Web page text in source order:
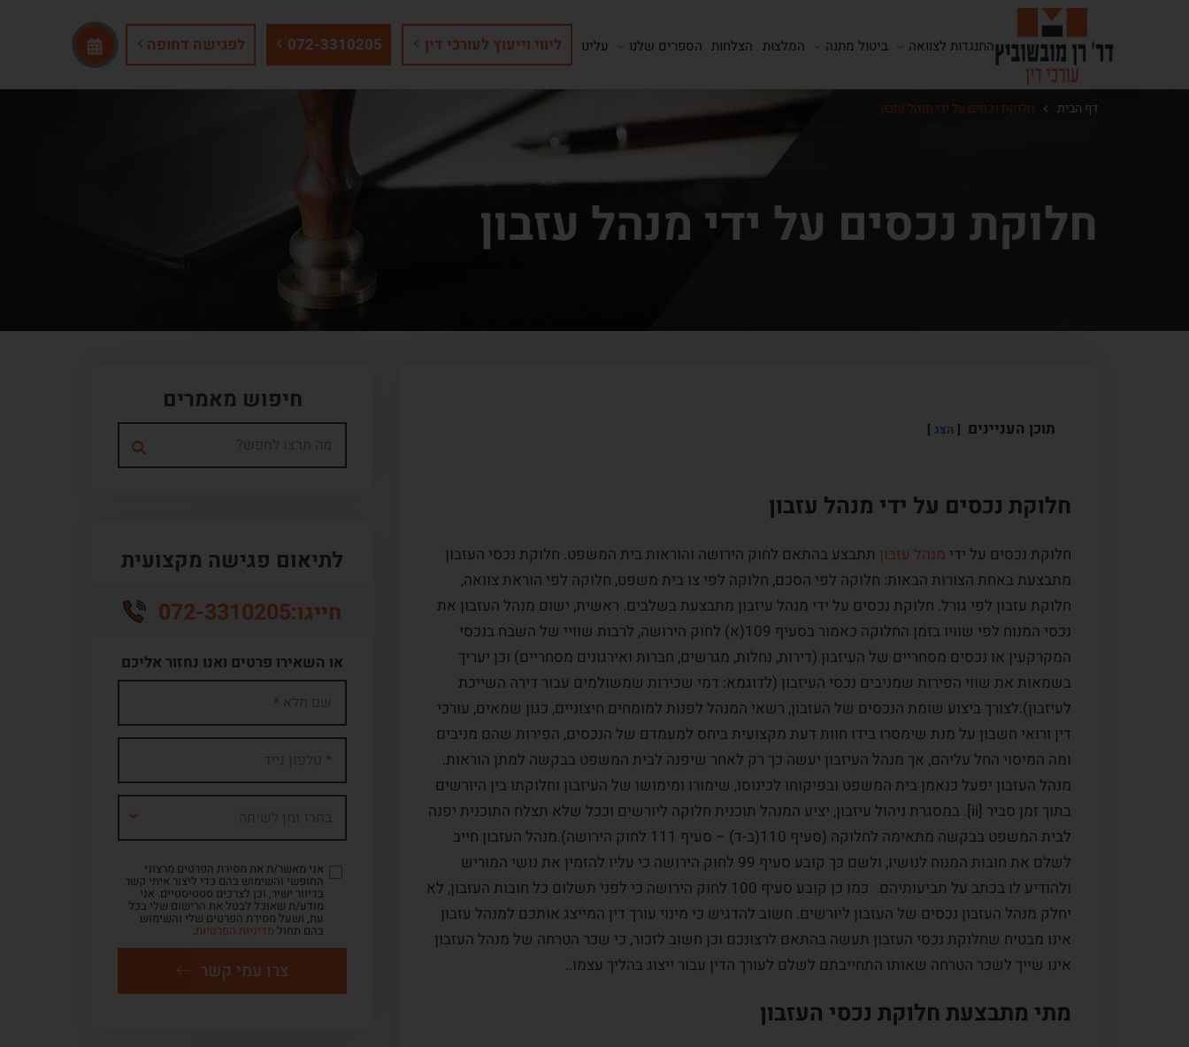
התנגדות לצוואה ביטול מתנה המלצות הצלחות הספרים שלנו עלינו ליווי וייעוץ לעורכי דין 072-3310205 לפגישה דחופה
דף הבית חלוקת נכסים על ידי מנהל עזבון
חלוקת נכסים על ידי מנהל עזבון
תוכן העניינים הצג
חלוקת נכסים על ידי מנהל עזבון
חלוקת נכסים על ידי מנהל עזבון תתבצע בהתאם לחוק הירושה והוראות בית המשפט. חלוקת נכסי העזבון
מתבצעת באחת הצורות הבאות: חלוקה לפי הסכם, חלוקה לפי צו בית משפט, חלוקה לפי הוראת צוואה,
חלוקת עזבון לפי גורל. חלוקת נכסים על ידי מנהל עיזבון מתבצעת בשלבים. ראשית, ישום מנהל העזבון את
נכסי המנוח לפי שוויו בזמן החלוקה כאמור בסעיף 109(א) לחוק הירושה, לרבות שוויי של השבח בנכסי
המקרקעין או נכסים מסחריים של העיזבון (דירות, נחלות, מגרשים, חברות ואירגונים מסחריים) וכן יעריך
בשמאות את שווי הפירות שמניבים נכסי העיזבון (לדוגמא: דמי שכירות שמשולמים עבור דירה השייכת
לעיזבון).לצורך ביצוע שומת הנכסים של העזבון, רשאי המנהל לפנות למומחים חיצוניים, כגון שמאים, עורכי
דין ורואי חשבון על מנת שימסרו בידו חוות דעת מקצועית ביחס למעמדם של הנכסים, הפירות שהם מניבים
ומה המיסוי החל עליהם, אך מנהל העיזבון יעשה כך רק לאחר שיפנה לבית המשפט בבקשה למתן הוראות.
מנהל העזבון יפעל כנאמן בית המשפט ובפיקוחו לכינוסו, שימורו ומימושו של העיזבון וחלוקתו בין היורשים
בתוך זמן סביר [ii]. במסגרת ניהול עיזבון, יציע המנהל תוכנית חלוקה ליורשים וככל שלא תצלח התוכנית יפנה
לבית המשפט בבקשה מתאימה לחלוקה (סעיף 110(ב-ד) – סעיף 111 לחוק הירושה).מנהל העזבון חייב
לשלם את חובות המנוח לנושיו, ולשם כך קובע סעיף 99 לחוק הירושה כי עליו להזמין את נושי המוריש
ולהודיע לו בכתב על תביעותיהם. כמו כן קובע סעיף 100 לחוק הירושה כי לפני תשלום כל חובות העזבון, לא
יחלק מנהל העזבון נכסים של העזבון ליורשים. חשוב להדגיש כי מינוי עורך דין המייצג אותכם למנהל עזבון
אינו מבטיח שחלוקת נכסי העזבון תעשה בהתאם לרצונכם וכן חשוב לזכור, כי שכר הטרחה של מנהל העזבון
אינו שייך לשכר הטרחה שאותו התחייבתם לשלם לעורך הדין עבור ייצוג בהליך עצמו..
מתי מתבצעת חלוקת נכסי העזבון
חיפוש מאמרים
לתיאום פגישה מקצועית
חייגו:072-3310205
או השאירו פרטים ואנו נחזור אליכם
אני מאשר/ת את מסירת הפרטים מרצוני
החופשי והשימוש בהם כדי ליצור איתי קשר
בדיוור ישיר, וכן לצרכים סטטיסטיים. אני
מודע/ת שאוכל לבטל את הרישום שלי בכל
עת, ושעל מסירת הפרטים שלי והשימוש
בהם תחול מדיניות הפרטיות.
צרו עמי קשר